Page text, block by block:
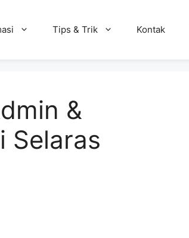
Tips & Trik Kontak
&
Selaras